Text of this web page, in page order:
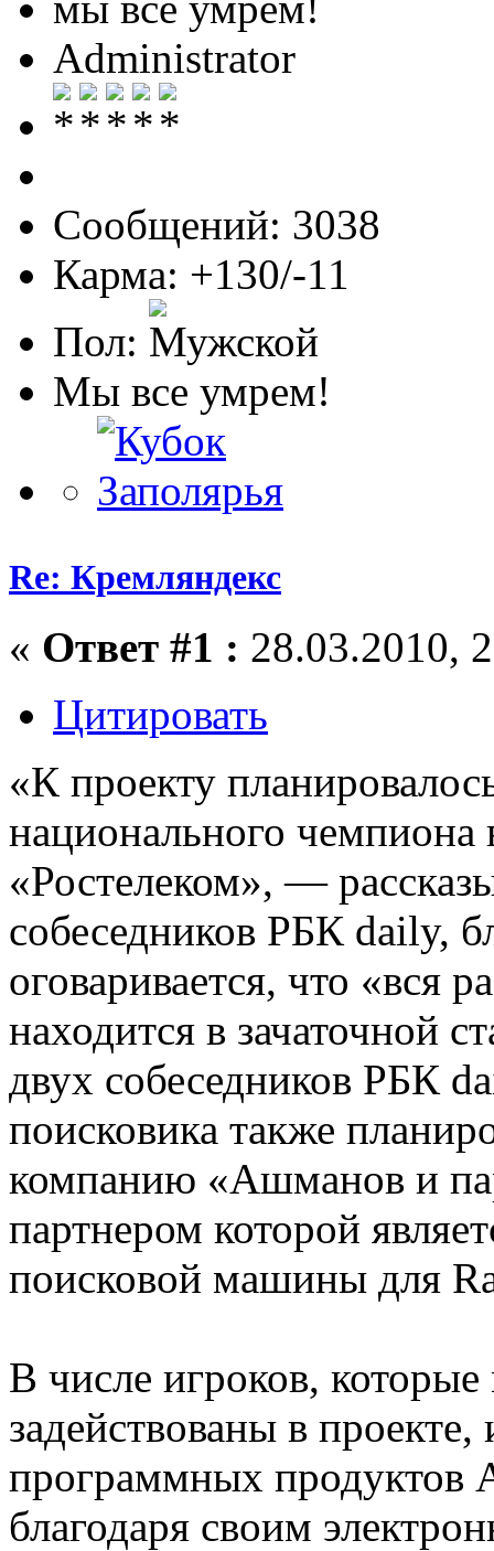
Administrator
Сообщений: 3038
Карма: +130/-11
Пол:
Мы все умрем!
Re: Кремляндекс
« Ответ #1 : 28.03.2010,
Цитировать
«К проекту
национального чемпиона
«Ростелеком», —
собеседников РБК daily,
оговаривается, что «вся
находится в зачаточной
двух собеседников РБК
поисковика также
компанию «Ашманов и
партнером которой
поисковой машины для
В числе игроков,
задействованы в проекте,
программных продуктов
благодаря своим